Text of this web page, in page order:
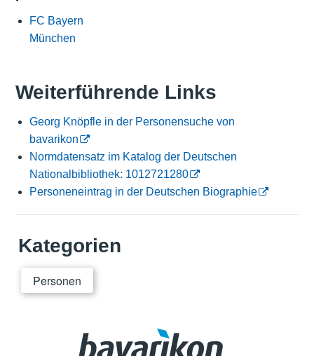
FC Bayern
München
Weiterführende Links
Georg Knöpfle in der Personensuche von
bavarikon
Normdatensatz im Katalog der Deutschen
Nationalbibliothek: 1012721280
Personeneintrag in der Deutschen Biographie
Kategorien
Personen